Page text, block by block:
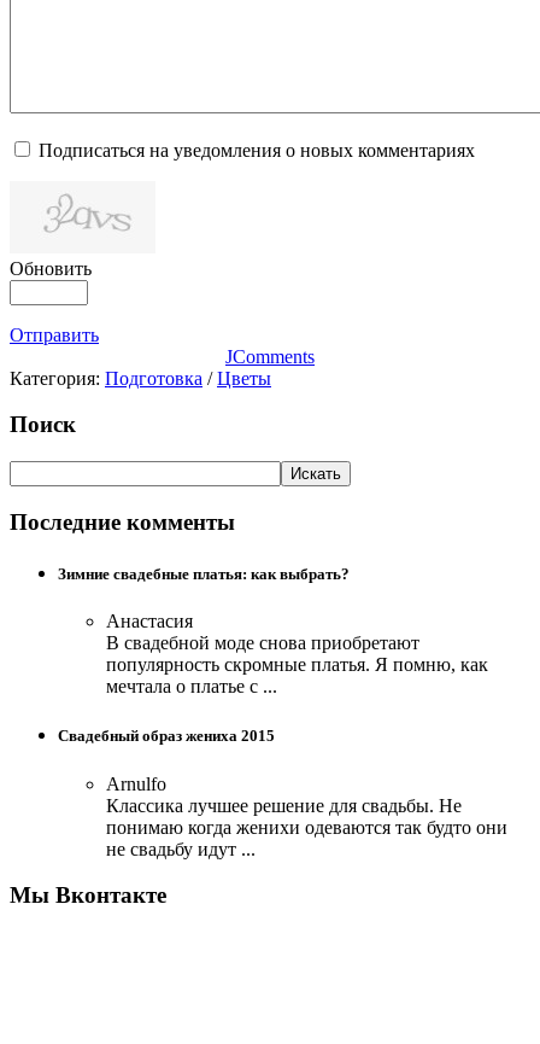
Подписаться на уведомления о новых комментариях
Обновить
Отправить
JComments
Категория: Подготовка /Цветы
Поиск
Последние комменты
Зимние свадебные платья: как выбрать?
Анастасия
В свадебной моде снова приобретают
популярность скромные платья. Я помню, как
мечтала о платье с ...
Свадебный образ жениха 2015
Arnulfo
Классика лучшее решение для свадьбы. Не
понимаю когда женихи одеваются так будто они
не свадьбу идут ...
Мы Вконтакте